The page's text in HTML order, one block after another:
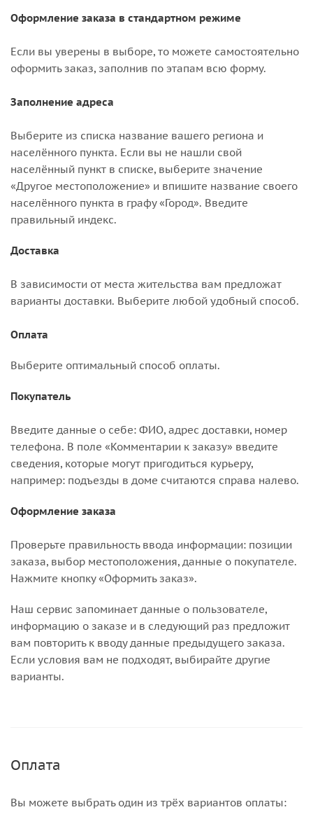
Оформление заказа в стандартном режиме
Если вы уверены в выборе, то можете самостоятельно
оформить заказ, заполнив по этапам всю форму.
Заполнение адреса
Выберите из списка название вашего региона и
населённого пункта. Если вы не нашли свой
населённый пункт в списке, выберите значение
«Другое местоположение» и впишите название своего
населённого пункта в графу «Город». Введите
правильный индекс.
Доставка
В зависимости от места жительства вам предложат
варианты доставки. Выберите любой удобный способ.
Оплата
Выберите оптимальный способ оплаты.
Покупатель
Введите данные о себе: ФИО, адрес доставки, номер
телефона. В поле «Комментарии к заказу» введите
сведения, которые могут пригодиться курьеру,
например: подъезды в доме считаются справа налево.
Оформление заказа
Проверьте правильность ввода информации: позиции
заказа, выбор местоположения, данные о покупателе.
Нажмите кнопку «Оформить заказ».
Наш сервис запоминает данные о пользователе,
информацию о заказе и в следующий раз предложит
вам повторить к вводу данные предыдущего заказа.
Если условия вам не подходят, выбирайте другие
варианты.
Оплата
Вы можете выбрать один из трёх вариантов оплаты: